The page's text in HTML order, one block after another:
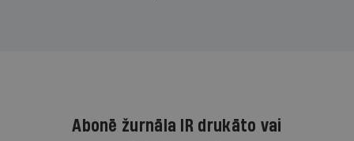
Abonē žurnāla IR drukāto vai